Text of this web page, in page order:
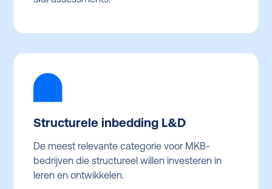
Structurele inbedding L&D
De meest relevante categorie voor MKB-
bedrijven die structureel willen investeren in
leren en ontwikkelen.